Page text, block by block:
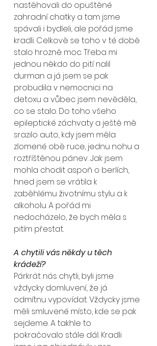
nastěhovali do opuštěné
zahradní chatky a tam jsme
spávali i bydleli, ale pořád jsme
kradli. Celkově se toho v té době
stalo hrozně moc. Třeba mi
jednou někdo do pití nalil
durman a já jsem se pak
probudila v nemocnici na
detoxu a vůbec jsem nevěděla,
co se stalo. Do toho všeho
epileptické záchvaty a ještě mě
srazilo auto, kdy jsem měla
zlomené obě ruce, jednu nohu a
roztříštěnou pánev. Jak jsem
mohla chodit aspoň o berlích,
hned jsem se vrátila k
zaběhlému životnímu stylu a k
alkoholu. A pořád mi
nedocházelo, že bych měla s
pitím přestat.
A chytili vás někdy u těch
krádeží?
Párkrát nás chytli, byli jsme
vždycky domluvení, že já
odmítnu vypovídat. Vždycky jsme
měli smluvené místo, kde se pak
sejdeme. A takhle to
pokračovalo stále dál. Kradli